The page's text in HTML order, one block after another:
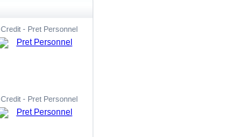
Credit - Pret Personnel
Credit - Pret Personnel